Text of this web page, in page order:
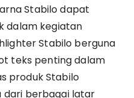
Stabilo dapat
dalam kegiatan
Stabilo berguna
teks penting dalam
produk Stabilo
dari berbagai latar